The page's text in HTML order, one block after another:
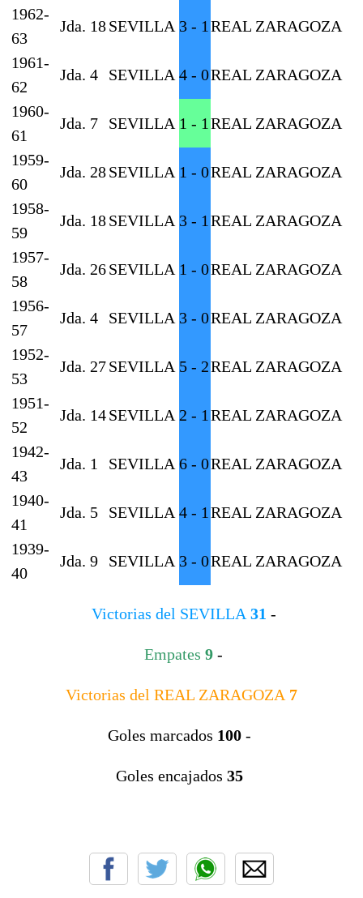
1962-
63
Jda. 18SEVILLA 3 - 1 REAL ZARAGOZA
1961-
62
Jda. 4 SEVILLA 4 - 0REAL ZARAGOZA
1960-
61
Jda. 7 SEVILLA 1 - 1 REAL ZARAGOZA
1959-
60
Jda. 28SEVILLA 1 - 0REAL ZARAGOZA
1958-
59
Jda. 18SEVILLA 3 - 1 REAL ZARAGOZA
1957-
58
Jda. 26SEVILLA 1 - 0REAL ZARAGOZA
1956-
57
Jda. 4 SEVILLA 3 - 0REAL ZARAGOZA
1952-
53
Jda. 27SEVILLA 5 - 2REAL ZARAGOZA
1951-
52
Jda. 14SEVILLA 2 - 1 REAL ZARAGOZA
1942-
43
Jda. 1 SEVILLA 6 - 0REAL ZARAGOZA
1940-
41
Jda. 5 SEVILLA 4 - 1 REAL ZARAGOZA
1939-
40
Jda. 9 SEVILLA 3 - 0REAL ZARAGOZA
Victorias del SEVILLA 31 -
Empates 9 -
Victorias del REAL ZARAGOZA 7
Goles marcados 100 -
Goles encajados 35